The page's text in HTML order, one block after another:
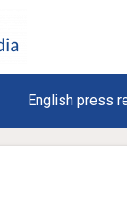
English press